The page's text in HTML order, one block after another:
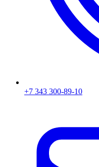
+7 343 300-89-10